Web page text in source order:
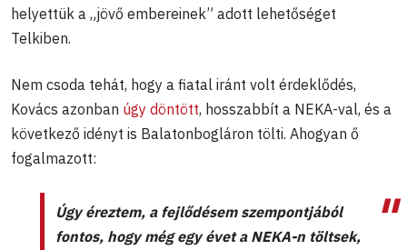
helyettük a „jövő embereinek” adott lehetőséget
Telkiben.
Nem csoda tehát, hogy a fiatal iránt volt érdeklődés,
Kovács azonban úgy döntött, hosszabbít a NEKA-val, és a
következő idényt is Balatonbogláron tölti. Ahogyan ő
fogalmazott:
Úgy éreztem, a fejlődésem szempontjából
fontos, hogy még egy évet a NEKA-n töltsek,